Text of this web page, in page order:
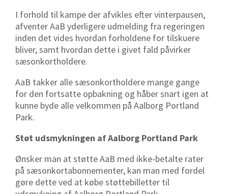
I forhold til kampe der afvikles efter vinterpausen,
afventer AaB yderligere udmelding fra regeringen
inden det vides hvordan forholdene for tilskuere
bliver, samt hvordan dette i givet fald påvirker
sæsonkortholdere.
AaB takker alle sæsonkortholdere mange gange
for den fortsatte opbakning og håber snart igen at
kunne byde alle velkommen på Aalborg Portland
Park.
Støt udsmykningen af Aalborg Portland Park
Ønsker man at støtte AaB med ikke-betalte rater
på sæsonkortabonnementer, kan man med fordel
gøre dette ved at købe støttebilletter til